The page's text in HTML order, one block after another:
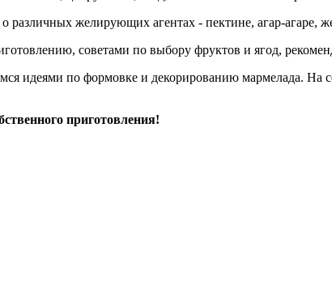
различных желирующих агентах - пектине, агар-агаре,
советами по выбору фруктов и ягод,
идеями по формовке и декорированию мармелада.
приготовления!